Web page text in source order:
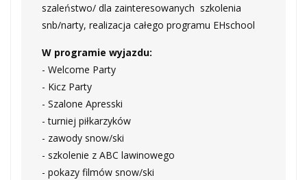
szaleństwo/ dla zainteresowanych szkolenia
snb/narty, realizacja całego programu EHschool
W programie wyjazdu:
- Welcome Party
- Kicz Party
- Szalone Apresski
- turniej piłkarzyków
- zawody snow/ski
- szkolenie z ABC lawinowego
- pokazy filmów snow/ski